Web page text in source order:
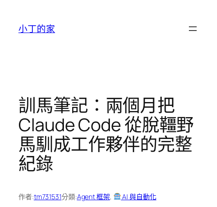
小丁的家
訓馬筆記：兩個月把
Claude Code 從脫韁野
馬馴成工作夥伴的完整
紀錄
作者:tm731531分類:Agent 框架, AI 與自動化